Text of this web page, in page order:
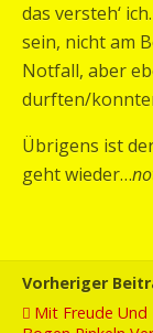
das versteh‘
sein, nicht am
Notfall, aber
durften/
Übrigens ist
geht wieder…
Vorheriger
Mit Freude Und